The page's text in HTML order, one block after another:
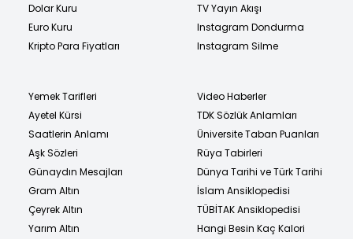
Dolar Kuru
Euro Kuru
Kripto Para Fiyatları
TV Yayın Akışı
Instagram Dondurma
Instagram Silme
Yemek Tarifleri
Ayetel Kürsi
Saatlerin Anlamı
Aşk Sözleri
Günaydın Mesajları
Gram Altın
Çeyrek Altın
Yarım Altın
Video Haberler
TDK Sözlük Anlamları
Üniversite Taban Puanları
Rüya Tabirleri
Dünya Tarihi ve Türk Tarihi
İslam Ansiklopedisi
TÜBİTAK Ansiklopedisi
Hangi Besin Kaç Kalori